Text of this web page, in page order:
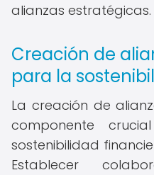
alianzas estratégicas.
Creación de
para la
La creación de
componente
sostenibilidad
Establecer